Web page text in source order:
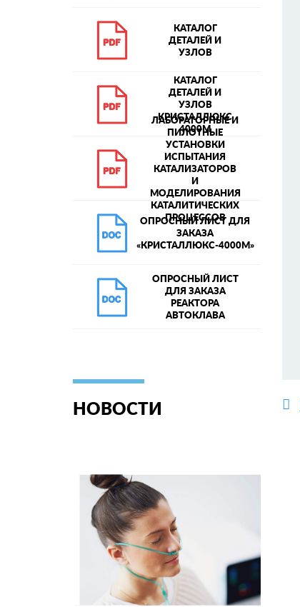
КАТАЛОГ
ДЕТАЛЕЙ И
УЗЛОВ
КАТАЛОГ
ДЕТАЛЕЙ И
УЗЛОВ
КРИСТАЛЛЮКС
4000М
ЛАБОРАТОРНЫЕ И
ПИЛОТНЫЕ
УСТАНОВКИ
ИСПЫТАНИЯ
КАТАЛИЗАТОРОВ
И
МОДЕЛИРОВАНИЯ
КАТАЛИТИЧЕСКИХ
ПРОЦЕССОВ
ОПРОСНЫЙ ЛИСТ ДЛЯ
ЗАКАЗА
«КРИСТАЛЛЮКС-4000М»
ОПРОСНЫЙ ЛИСТ
ДЛЯ ЗАКАЗА
РЕАКТОРА
АВТОКЛАВА
НОВОСТИ